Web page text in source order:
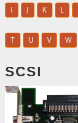
I J K L
T U V W
SCSI